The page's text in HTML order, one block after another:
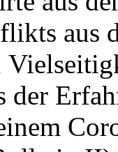
aus
der